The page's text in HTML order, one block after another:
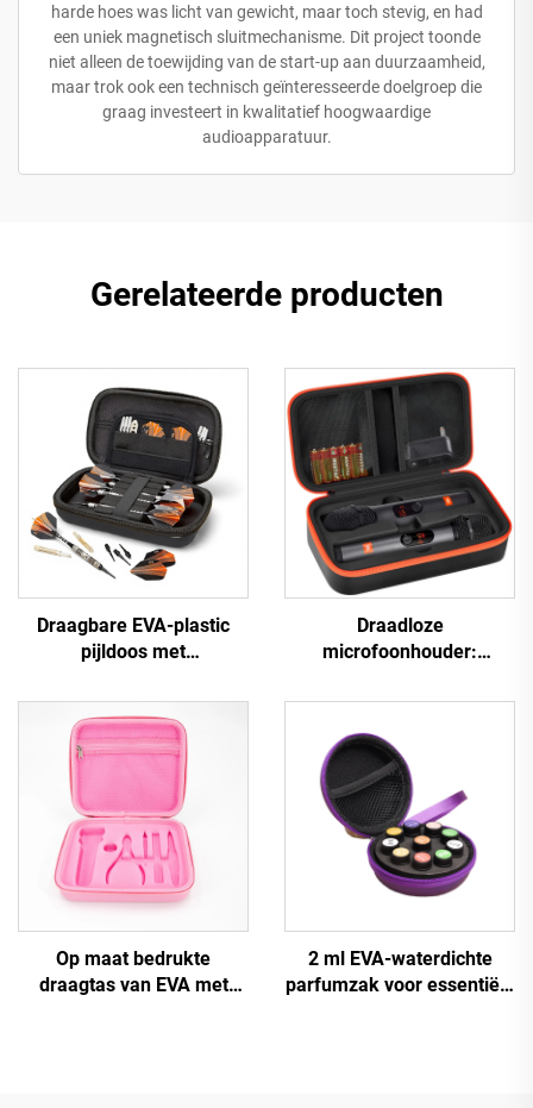
harde hoes was licht van gewicht, maar toch stevig, en had
een uniek magnetisch sluitmechanisme. Dit project toonde
niet alleen de toewijding van de start-up aan duurzaamheid,
maar trok ook een technisch geïnteresseerde doelgroep die
graag investeert in kwalitatief hoogwaardige
audioapparatuur.
Gerelateerde producten
Draagbare EVA-plastic
pijldoos met
voor pijlborden,
drukbestendige pijldoos
Draadloze
microfoonhouder:
microfoons,
handmicrofoonhouder met
dubbele microfoon, reistas
Op maat bedrukte
draagtas van EVA met
2 ml EVA-waterdichte
parfumzak voor essentiële